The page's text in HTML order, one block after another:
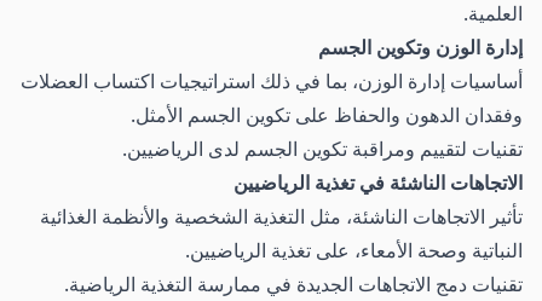
العلمية.
إدارة الوزن وتكوين الجسم
أساسيات إدارة الوزن، بما في ذلك استراتيجيات اكتساب العضلات
وفقدان الدهون والحفاظ على تكوين الجسم الأمثل.
تقنيات لتقييم ومراقبة تكوين الجسم لدى الرياضيين.
الاتجاهات الناشئة في تغذية الرياضيين
تأثير الاتجاهات الناشئة، مثل التغذية الشخصية والأنظمة الغذائية
النباتية وصحة الأمعاء، على تغذية الرياضيين.
تقنيات دمج الاتجاهات الجديدة في ممارسة التغذية الرياضية.